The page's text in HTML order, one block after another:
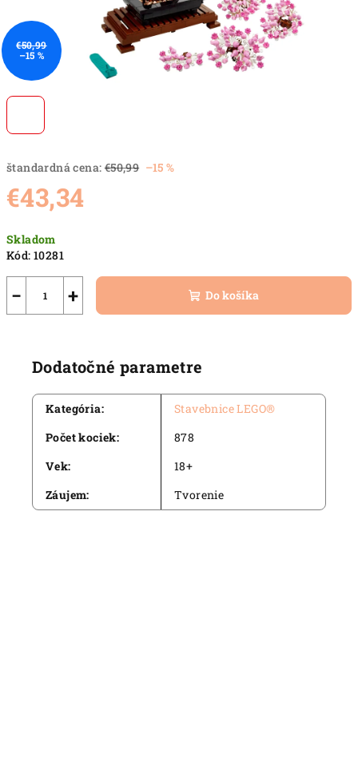
štandardná cena: €50,99 –15 %
€43,34
cena:
Skladom
Kód: 10281
+
− Do košíka
€50,99
–15 %
Dodatočné parametre
Kategória:
Stavebnice LEGO®
Počet kociek:
878
Vek:
18+
Záujem: Tvorenie